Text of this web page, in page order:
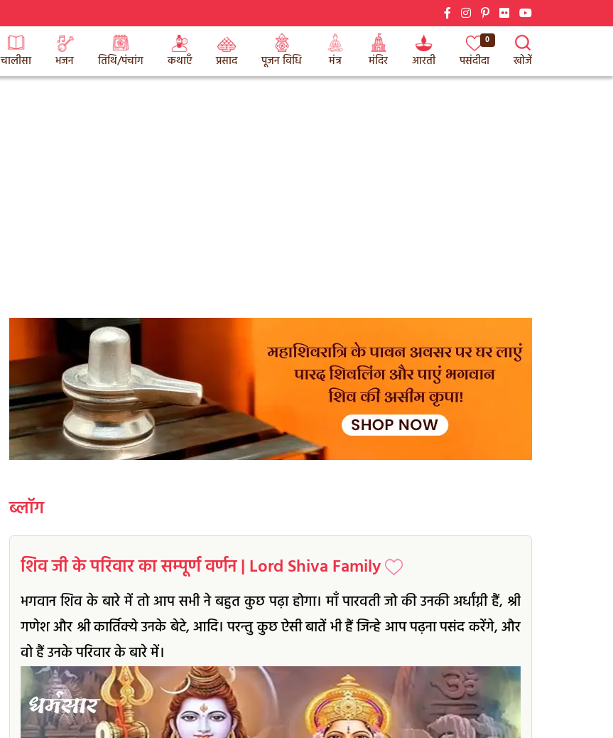
चालीसा भजन तिथि/पंचांग कथाएँ प्रसाद पूजन विधि मंत्र मंदिर आरती
0
पसंदीदा खोजें
ब्लॉग
शिव जी के परिवार का सम्पूर्ण वर्णन | Lord Shiva Family
भगवान शिव के बारे में तो आप सभी ने बहुत कुछ पढ़ा होगा। माँ पारवती जो की उनकी अर्धांग्नी हैं, श्री
गणेश और श्री कार्तिक्ये उनके बेटे, आदि। परन्तु कुछ ऐसी बातें भी हैं जिन्हे आप पढ़ना पसंद करेंगे, और
वो हैं उनके परिवार के बारे में।